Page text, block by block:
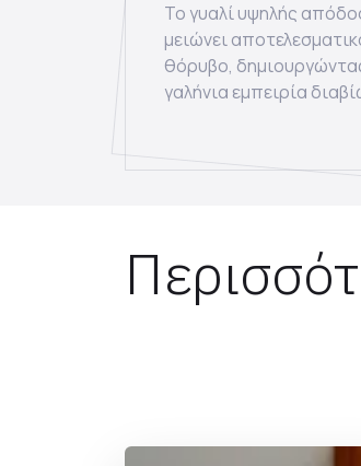
Το γυαλί υψηλής
μειώνει
θόρυβο,
γαλήνια εμπειρία